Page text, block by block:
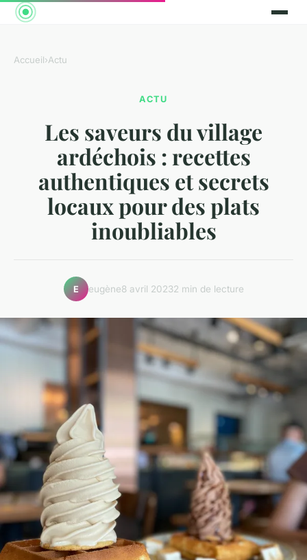
Accueil›Actu
ACTU
Les saveurs du village
ardéchois : recettes
authentiques et secrets
locaux pour des plats
inoubliables
E eugène8 avril 20232 min de lecture